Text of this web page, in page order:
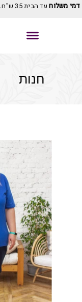
דמי משלוחעד הבית 35 ש"ח
חנות